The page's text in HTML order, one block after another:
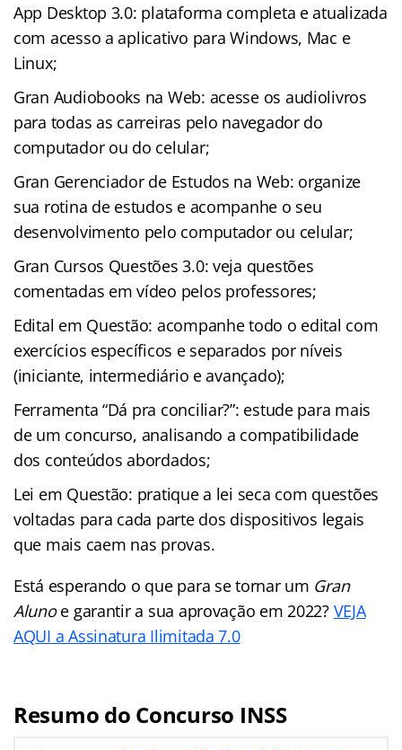
App Desktop 3.0: plataforma completa e atualizada
com acesso a aplicativo para Windows, Mac e
Linux;
Gran Audiobooks na Web: acesse os audiolivros
para todas as carreiras pelo navegador do
computador ou do celular;
Gran Gerenciador de Estudos na Web: organize
sua rotina de estudos e acompanhe o seu
desenvolvimento pelo computador ou celular;
Gran Cursos Questões 3.0: veja questões
comentadas em vídeo pelos professores;
Edital em Questão: acompanhe todo o edital com
exercícios específicos e separados por níveis
(iniciante, intermediário e avançado);
Ferramenta “Dá pra conciliar?”: estude para mais
de um concurso, analisando a compatibilidade
dos conteúdos abordados;
Lei em Questão: pratique a lei seca com questões
voltadas para cada parte dos dispositivos legais
que mais caem nas provas.
Está esperando o que para se tornar um Gran
Alunoe garantir a sua aprovação em 2022? VEJA
AQUI a Assinatura Ilimitada 7.0
Resumo do Concurso INSS